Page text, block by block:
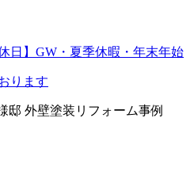
日】GW・夏季休暇・年末年始
ります
邸 外壁塗装リフォーム事例